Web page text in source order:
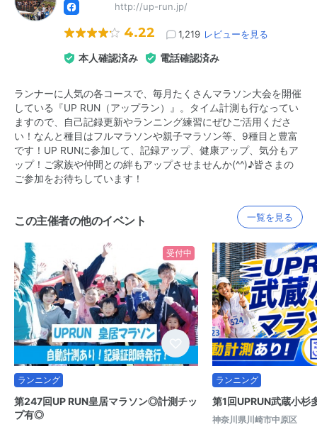
http://up-run.jp/
4.22 1,219 レビューを見る
本人確認済み 電話確認済み
ランナーに人気の各コースで、毎月たくさんマラソン大会を開催
している『UP RUN（アップラン）』。タイム計測も行なってい
ますので、自己記録更新やランニング練習にぜひご活用くださ
い！なんと種目はフルマラソンや親子マラソン等、9種目と豊富
です！UP RUNに参加して、記録アップ、健康アップ、気分もア
ップ！ご家族や仲間との絆もアップさせませんか(^^)♪皆さまの
ご参加をお待ちしています！
この主催者の他のイベント 一覧を見る
受付中
ランニング
第247回UP RUN皇居マラソン◎計測チッ
プ有◎
ランニング
第1回UPRUN武蔵小杉
神奈川県川崎市中原区